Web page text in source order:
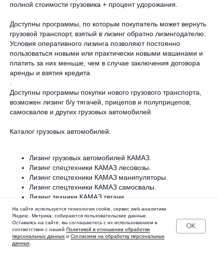
полной стоимости грузовика + процент удорожания.
Доступны программы, по которым покупатель может вернуть
грузовой транспорт, взятый в лизинг обратно лизингодателю.
Условия оперативного лизинга позволяют постоянно
пользоваться новыми или практически новыми машинами и
платить за них меньше, чем в случае заключения договора
аренды и взятия кредита
Доступны программы покупки нового грузового транспорта,
возможен лизинг б/у тягачей, прицепов и полуприцепов,
самосвалов и других грузовых автомобилей.
Каталог грузовых автомобилей:
Лизинг грузовых автомобилей КАМАЗ.
Лизинг спецтехники КАМАЗ лесовозы.
Лизинг спецтехники КАМАЗ манипуляторы.
Лизинг спецтехники КАМАЗ самосвалы.
Лизинг техники КАМАЗ тягачи.
Лизинг грузовых автомобилей ГАЗ.
Лизинг оборудования Volvo.
Лизинг оборудования Scania.
Лизинг оборудования Isuzu.
Лизинг спецтехники МАЗ.
На сайте используется технология cookie, сервис web-аналитики
Яндекс. Метрика, собираются пользовательские данные.
Оставаясь на сайте, вы соглашаетесь с их использованием в
соответствии с нашей Политикой в отношении обработки
персональных данных и Согласием на обработку персональных
данных
OK